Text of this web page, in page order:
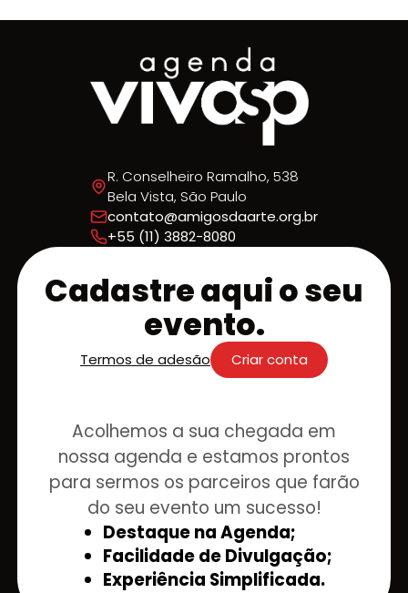
R. Conselheiro Ramalho, 538
Bela Vista, São Paulo
contato@amigosdaarte.org.br
+55 (11) 3882-8080
Cadastre aqui o seu
evento.
Termos de adesão Criar conta
Acolhemos a sua chegada em
nossa agenda e estamos prontos
para sermos os parceiros que farão
do seu evento um sucesso!
Destaque na Agenda;
Facilidade de Divulgação;
Experiência Simplificada.